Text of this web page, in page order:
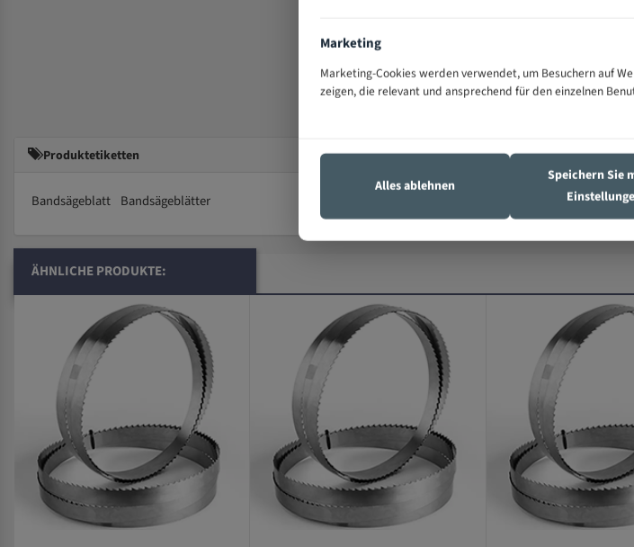
Produktetiketten
Bandsägeblatt Bandsägeblätter
ÄHNLICHE PRODUKTE:
Marketing
Marketing-Cookies werden verwendet, um Besuchern auf
zeigen, die relevant und ansprechend für den einzelnen
Alles ablehnen
Speichern Sie